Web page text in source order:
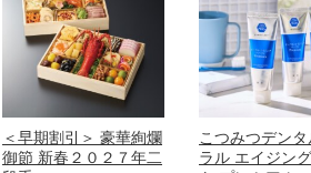
＜早期割引＞ 豪華絢爛
御節 新春２０２７年二
こつみつデンタ
ラル エイジン